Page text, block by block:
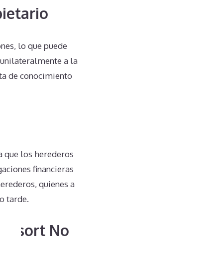
lo que puede
a la
de conocimiento
que los herederos
financieras
quienes a
tarde.
No